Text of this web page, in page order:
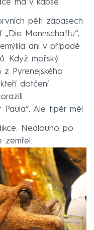
má v kapse
pěti zápasech
Mannschaftu“,
ani v případě
Když mořský
Pyrenejského
dotčení
Paula“. Ale tipér měl
Nedlouho po
zemřel.